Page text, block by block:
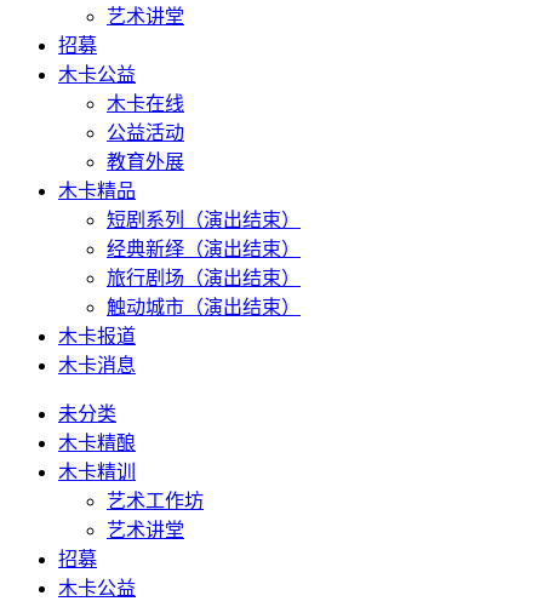
艺术讲堂
招募
木卡公益
木卡在线
公益活动
教育外展
木卡精品
短剧系列（演出结束）
经典新绎（演出结束）
旅行剧场（演出结束）
触动城市（演出结束）
木卡报道
木卡消息
未分类
木卡精酿
木卡精训
艺术工作坊
艺术讲堂
招募
木卡公益